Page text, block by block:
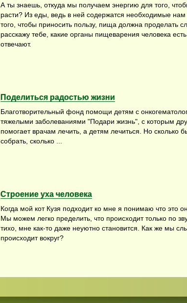
А ты знаешь, откуда мы получаем энергию для того,
расти? Из еды, ведь в ней содержатся необходимые
того, чтобы приносить пользу, пища должна проделать
расскажу тебе, какие органы пищеварения человека
отвечают.
Поделиться радостью жизни
Благотворительный фонд помощи детям с
тяжелыми заболеваниями "Подари жизнь", с которым
помогает врачам лечить, а детям лечиться. Но сколько
собрать, сколько ...
Строение уха человека
Когда мой кот Кузя подходит ко мне я понимаю что это
Мы можем легко пределить, что происходит только по
тихо, мне как-то даже неуютно становится. Как же мы
происходит вокруг?